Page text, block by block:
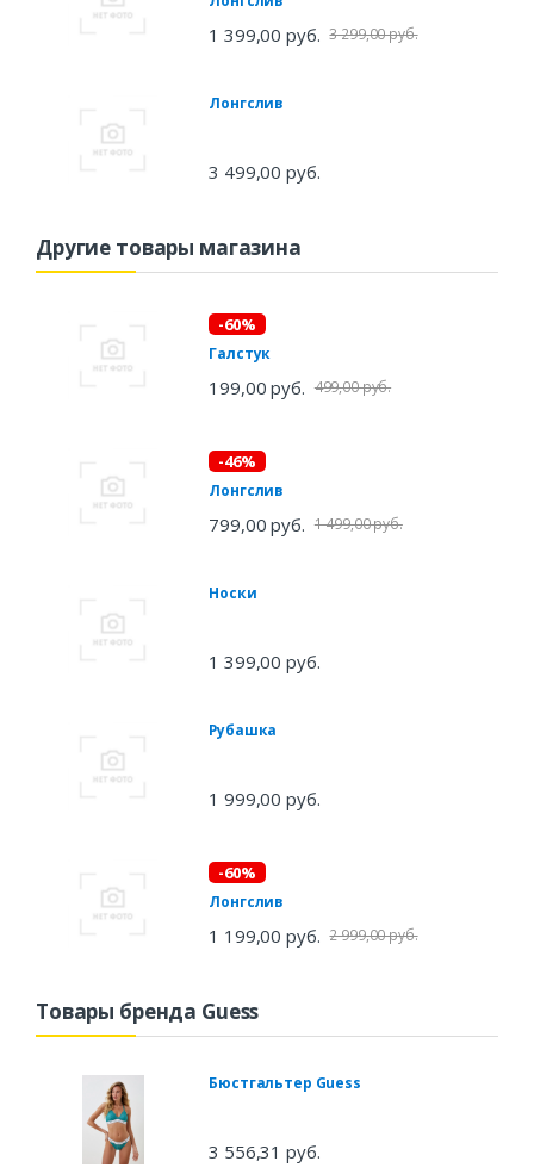
1 399,00 руб. 3 299,00 руб.
Лонгслив
3 499,00 руб.
Другие товары магазина
-60%
Галстук
199,00 руб. 499,00 руб.
-46%
Лонгслив
799,00 руб. 1 499,00 руб.
Носки
1 399,00 руб.
Рубашка
1 999,00 руб.
-60%
Лонгслив
1 199,00 руб. 2 999,00 руб.
Товары бренда Guess
Бюстгальтер Guess
3 556,31 руб.